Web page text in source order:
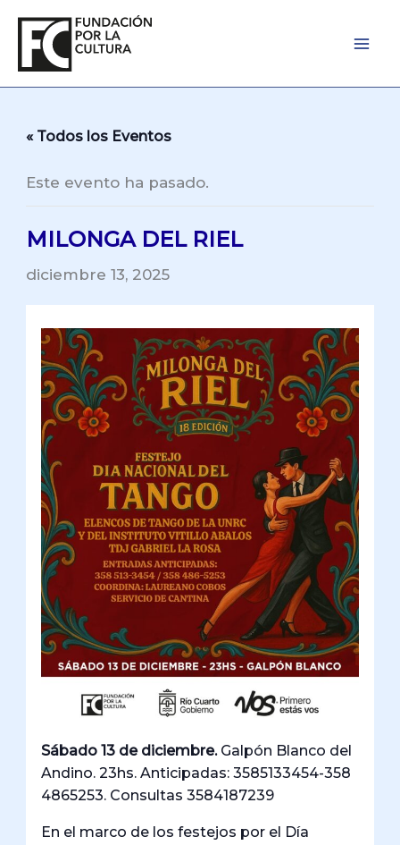
contenido
« Todos los Eventos
Este evento ha pasado.
MILONGA DEL RIEL
diciembre 13, 2025
Sábado 13 de diciembre. Galpón Blanco del
Andino. 23hs. Anticipadas: 3585133454-358
4865253. Consultas 3584187239
En el marco de los festejos por el Día